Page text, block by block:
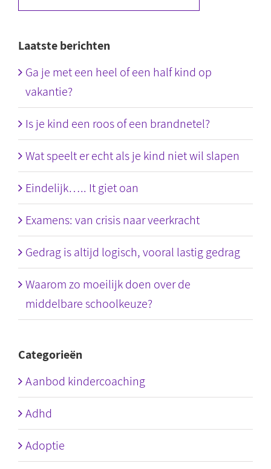
Laatste berichten
Ga je met een heel of een half kind op
vakantie?
Is je kind een roos of een brandnetel?
Wat speelt er echt als je kind niet wil slapen
Eindelijk….. It giet oan
Examens: van crisis naar veerkracht
Gedrag is altijd logisch, vooral lastig gedrag
Waarom zo moeilijk doen over de
middelbare schoolkeuze?
Categorieën
Aanbod kindercoaching
Adhd
Adoptie